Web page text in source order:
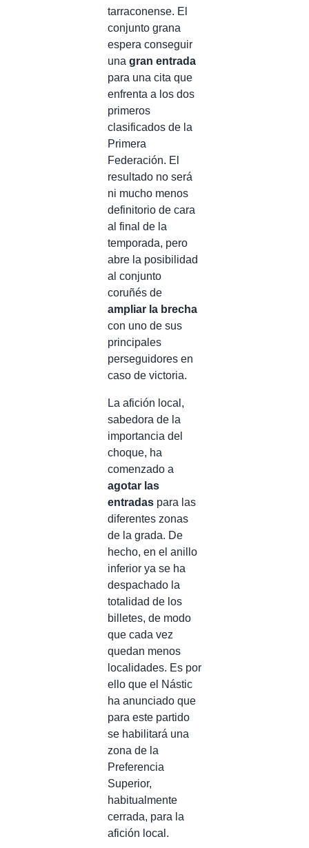
tarraconense. El
conjunto grana
espera conseguir
una gran entrada
para una cita que
enfrenta a los dos
primeros
clasificados de la
Primera
Federación. El
resultado no será
ni mucho menos
definitorio de cara
al final de la
temporada, pero
abre la posibilidad
al conjunto
coruñés de
ampliar la brecha
con uno de sus
principales
perseguidores en
caso de victoria.
La afición local,
sabedora de la
importancia del
choque, ha
comenzado a
agotar las
entradas para las
diferentes zonas
de la grada. De
hecho, en el anillo
inferior ya se ha
despachado la
totalidad de los
billetes, de modo
que cada vez
quedan menos
localidades. Es por
ello que el Nástic
ha anunciado que
para este partido
se habilitará una
zona de la
Preferencia
Superior,
habitualmente
cerrada, para la
afición local.